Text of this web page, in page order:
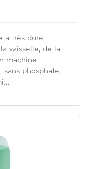
à très dure.
vaisselle, de la
machine
sans phosphate,